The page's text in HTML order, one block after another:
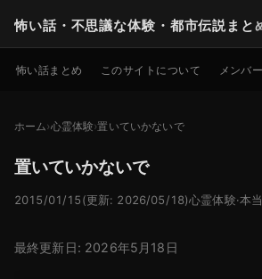
怖い話・不思議な体験・都市伝説まと
怖い話まとめ このサイトについて メンバ
ホーム 心霊体験 置いていかないで
置いていかないで
2015/01/15 (更新: 2026/05/18)心霊体験·本
最終更新日: 2026年5月18日